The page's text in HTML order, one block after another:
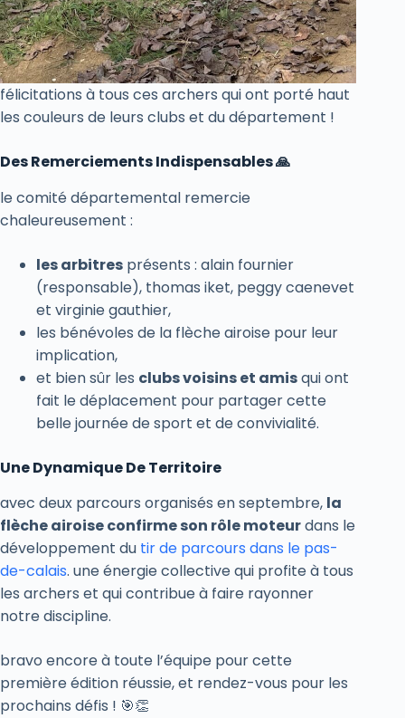
félicitations à tous ces archers qui ont porté haut
les couleurs de leurs clubs et du département !
Des Remerciements Indispensables 🙏
le comité départemental remercie
chaleureusement :
les arbitres présents : alain fournier
(responsable), thomas iket, peggy caenevet
et virginie gauthier,
les bénévoles de la flèche airoise pour leur
implication,
et bien sûr les clubs voisins et amisqui ont
fait le déplacement pour partager cette
belle journée de sport et de convivialité.
Une Dynamique De Territoire
avec deux parcours organisés en septembre, la
flèche airoise confirme son rôle moteurdans le
développement du tir de parcours dans le pas-
de-calais. une énergie collective qui profite à tous
les archers et qui contribue à faire rayonner
notre discipline.
bravo encore à toute l’équipe pour cette
première édition réussie, et rendez-vous pour les
prochains défis ! 🎯👏